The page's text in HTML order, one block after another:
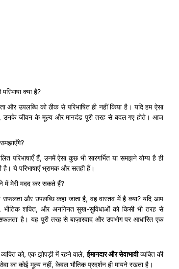
क्या है?
उपलब्धि को ठीक से परिभाषित ही नहीं किया है। यदि हम ऐसा
उनके जीवन के मूल्य और मानदंड पूरी तरह से बदल गए होते। आज
परिभाषाएँ हैं, उनमें ऐसा कुछ भी सारगर्भित या समझने योग्य है ही
ये परिभाषाएँ भ्रामक और सतही हैं।
में मेरी मदद कर सकते हैं?
और उपलब्धि कहा जाता है, वह वास्तव में है क्या? यदि आप
भौतिक शक्ति, और अनगिनत सुख-सुविधाओं को किसी भी तरह से
है। यह पूरी तरह से बाज़ारवाद और उपभोग पर आधारित एक
को, एक झोपड़ी में रहने वाले,ईमानदार औरसेवाभावीव्यक्ति की
का कोई मूल्य नहीं, केवल भौतिक प्रदर्शन ही मायने रखता है।